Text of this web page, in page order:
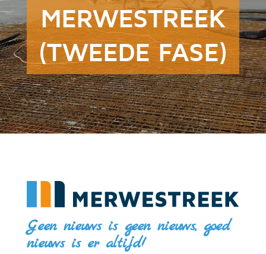
MERWESTREEK
(TWEEDE FASE)
Geen nieuws is geen nieuws, goed
nieuws is er altijd!